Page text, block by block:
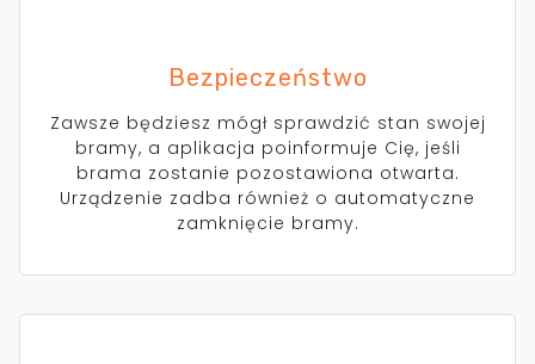
Bezpieczeństwo
Zawsze będziesz mógł sprawdzić stan swojej
bramy, a aplikacja poinformuje Cię, jeśli
brama zostanie pozostawiona otwarta.
Urządzenie zadba również o automatyczne
zamknięcie bramy.